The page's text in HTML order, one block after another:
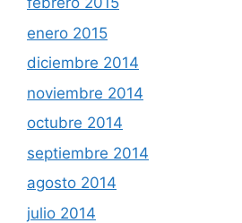
enero 2015
diciembre 2014
noviembre 2014
octubre 2014
septiembre 2014
agosto 2014
julio 2014